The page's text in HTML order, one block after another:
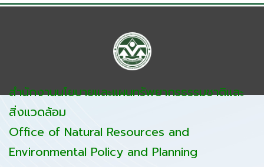
สำนักงานนโยบายและแผนทรัพยากรธรรมชาติและ
สิ่งแวดล้อม
Office of Natural Resources and
Environmental Policy and Planning